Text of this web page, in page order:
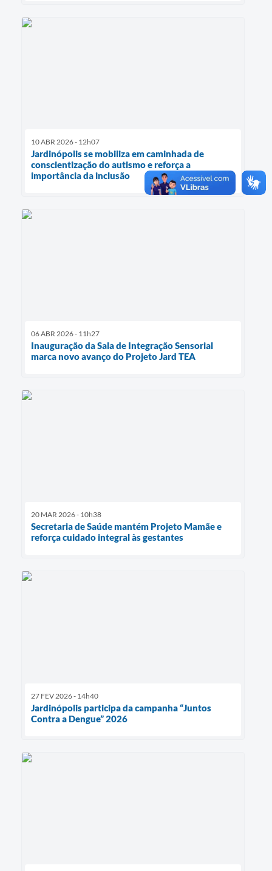
10 ABR 2026 - 12h07
Jardinópolis se mobiliza em caminhada de
conscientização do autismo e reforça a
importância da inclusão
06 ABR 2026 - 11h27
Inauguração da Sala de Integração Sensorial
marca novo avanço do Projeto Jard TEA
20 MAR 2026 - 10h38
Secretaria de Saúde mantém Projeto Mamãe e
reforça cuidado integral às gestantes
27 FEV 2026 - 14h40
Jardinópolis participa da campanha “Juntos
Contra a Dengue” 2026